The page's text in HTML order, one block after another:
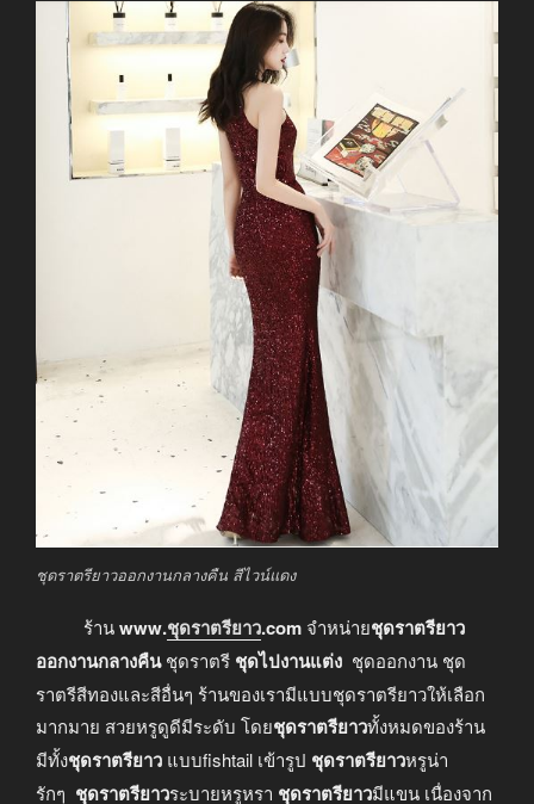
ชุดราตรียาวออกงานกลางคืน สีไวน์แดง
ร้านwww.ชุดราตรียาว.com จำหน่ายชุดราตรียาว
ออกงานกลางคืนชุดราตรี ชุดไปงานแต่ง ชุดออกงาน ชุด
ราตรีสีทองและสีอื่นๆ ร้านของเรามีแบบชุดราตรียาวให้เลือก
มากมาย สวยหรูดูดีมีระดับ โดยชุดราตรียาวทั้งหมดของร้าน
มีทั้งชุดราตรียาว แบบfishtail เข้ารูป ชุดราตรียาวหรูน่า
รักๆ ชุดราตรียาวระบายหรูหรา ชุดราตรียาวมีแขน เนื่องจาก